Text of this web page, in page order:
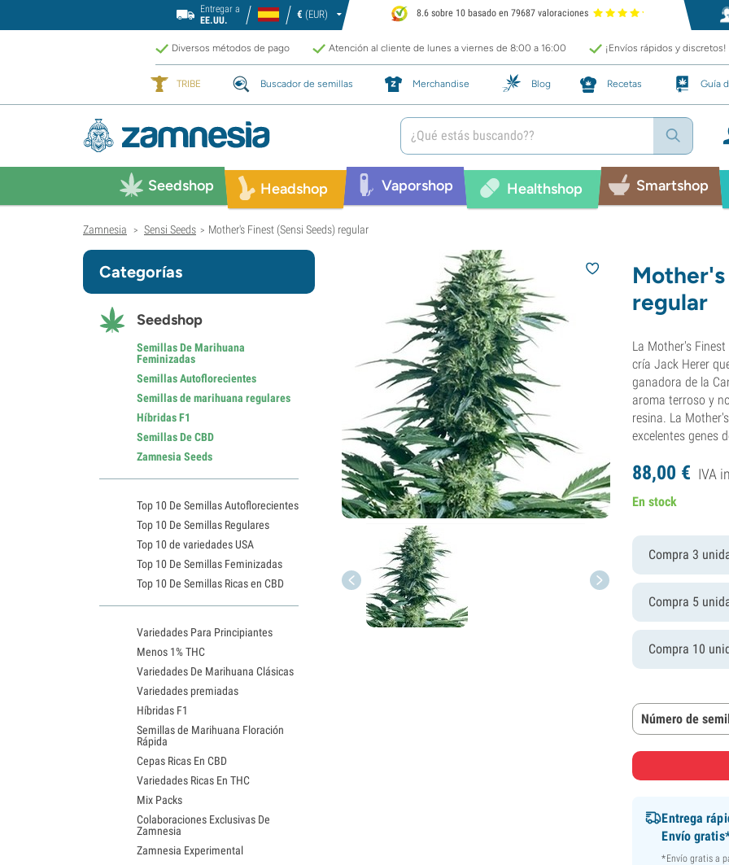
Entregar a
EE.UU.
€ (EUR) 8.6 sobre 10 basado en 79687 valoraciones
Diversos métodos de pago Atención al cliente de lunes a viernes de 8:00 a 16:00 ¡Envíos rápidos y discretos!
TRIBE Buscador de semillas Merchandise Blog Recetas Guía
Seedshop Headshop Vaporshop Healthshop Smartshop
Zamnesia > Sensi Seeds > Mother's Finest (Sensi Seeds) regular
regular
La Mother's
cría Jack Herer
ganadora de la
aroma terroso y
resina. La
excelentes genes
88,00 € IVA
En stock
Compra 3
Compra 5
Compra 10
Número de
Entrega
Envío
*Envío gratis a
Categorías
Seedshop
Semillas De Marihuana
Feminizadas
Semillas Autoflorecientes
Semillas de marihuana regulares
Híbridas F1
Semillas De CBD
Zamnesia Seeds
Top 10 De Semillas Autoflorecientes
Top 10 De Semillas Regulares
Top 10 de variedades USA
Top 10 De Semillas Feminizadas
Top 10 De Semillas Ricas en CBD
Variedades Para Principiantes
Menos 1% THC
Variedades De Marihuana Clásicas
Variedades premiadas
Híbridas F1
Semillas de Marihuana Floración
Rápida
Cepas Ricas En CBD
Variedades Ricas En THC
Mix Packs
Colaboraciones Exclusivas De
Zamnesia
Zamnesia Experimental